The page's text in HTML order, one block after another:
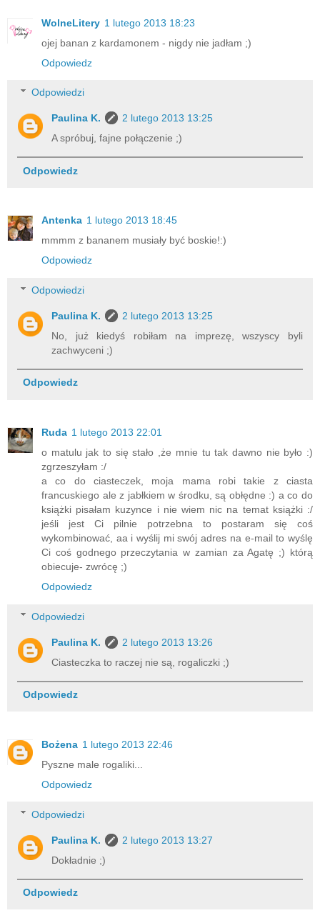
WolneLitery 1 lutego 2013 18:23
ojej banan z kardamonem - nigdy nie jadłam ;)
Odpowiedz
Odpowiedzi
Paulina K.
2 lutego 2013 13:25
A spróbuj, fajne połączenie ;)
Odpowiedz
Antenka 1 lutego 2013 18:45
mmmm z bananem musiały być boskie!:)
Odpowiedz
Odpowiedzi
Paulina K.
2 lutego 2013 13:25
No, już kiedyś robiłam na imprezę, wszyscy byli
zachwyceni ;)
Odpowiedz
Ruda 1 lutego 2013 22:01
o matulu jak to się stało ,że mnie tu tak dawno nie było :)
zgrzeszyłam :/
a co do ciasteczek, moja mama robi takie z ciasta
francuskiego ale z jabłkiem w środku, są obłędne :) a co do
książki pisałam kuzynce i nie wiem nic na temat książki :/
jeśli jest Ci pilnie potrzebna to postaram się coś
wykombinować, aa i wyślij mi swój adres na e-mail to wyślę
Ci coś godnego przeczytania w zamian za Agatę ;) którą
obiecuje- zwrócę ;)
Odpowiedz
Odpowiedzi
Paulina K.
2 lutego 2013 13:26
Ciasteczka to raczej nie są, rogaliczki ;)
Odpowiedz
Bożena 1 lutego 2013 22:46
Pyszne male rogaliki...
Odpowiedz
Odpowiedzi
Paulina K.
2 lutego 2013 13:27
Dokładnie ;)
Odpowiedz